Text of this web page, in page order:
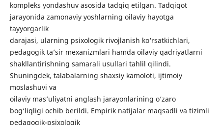
kompleks yondashuv asosida tadqiq etilgan. Tadqiqot
jarayonida zamonaviy yoshlarning oilaviy hayotga
tayyorgarlik
darajasi, ularning psixologik rivojlanish ko‘rsatkichlari,
pedagogik ta’sir mexanizmlari hamda oilaviy qadriyatlarni
shakllantirishning samarali usullari tahlil qilindi.
Shuningdek, talabalarning shaxsiy kamoloti, ijtimoiy
moslashuvi va
oilaviy mas’uliyatni anglash jarayonlarining o‘zaro
bog‘liqligi ochib berildi. Empirik natijalar maqsadli va tizimli
pedagogik-psixologik